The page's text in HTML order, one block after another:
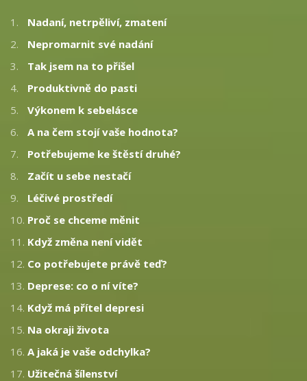
1.
Nadaní, netrpěliví, zmatení
2.
Nepromarnit své nadání
3.
Tak jsem na to přišel
4.
Produktivně do pasti
5.
Výkonem k sebelásce
6.
A na čem stojí vaše hodnota?
7.
Potřebujeme ke štěstí druhé?
8.
Začít u sebe nestačí
9.
Léčivé prostředí
10. Proč se chceme měnit
11. Když změna není vidět
12. Co potřebujete právě teď?
13. Deprese: co o ní víte?
14. Když má přítel depresi
15. Na okraji života
16. A jaká je vaše odchylka?
17. Užitečná šílenství